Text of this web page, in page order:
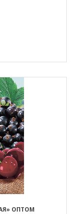
ОПТОМ